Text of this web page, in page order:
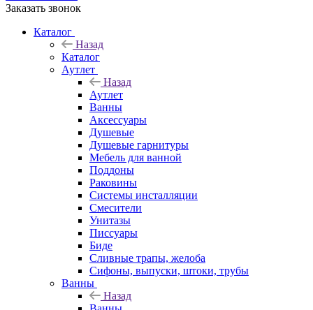
Заказать звонок
Каталог
Назад
Каталог
Аутлет
Назад
Аутлет
Ванны
Аксессуары
Душевые
Душевые гарнитуры
Мебель для ванной
Поддоны
Раковины
Системы инсталляции
Смесители
Унитазы
Писсуары
Биде
Сливные трапы, желоба
Сифоны, выпуски, штоки, трубы
Ванны
Назад